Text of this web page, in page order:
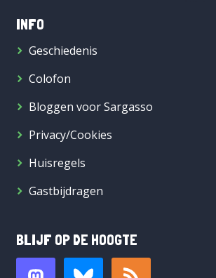
INFO
Geschiedenis
Colofon
Bloggen voor Sargasso
Privacy/Cookies
Huisregels
Gastbijdragen
BLIJF OP DE HOOGTE